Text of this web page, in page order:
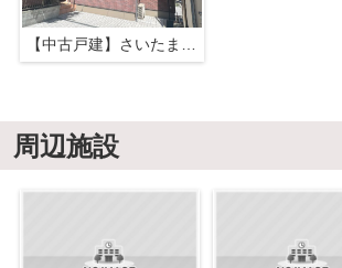
【中古戸建】さいたま市浦和区高砂
周辺施設